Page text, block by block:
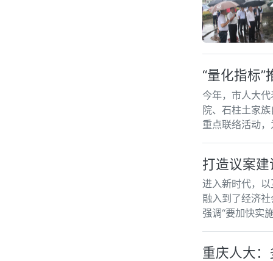
“量化指标
今年，市人大
院、石柱土家
重点联络活动
打造议案
进入新时代，
融入到了经济
强调“要加快实
重庆人大